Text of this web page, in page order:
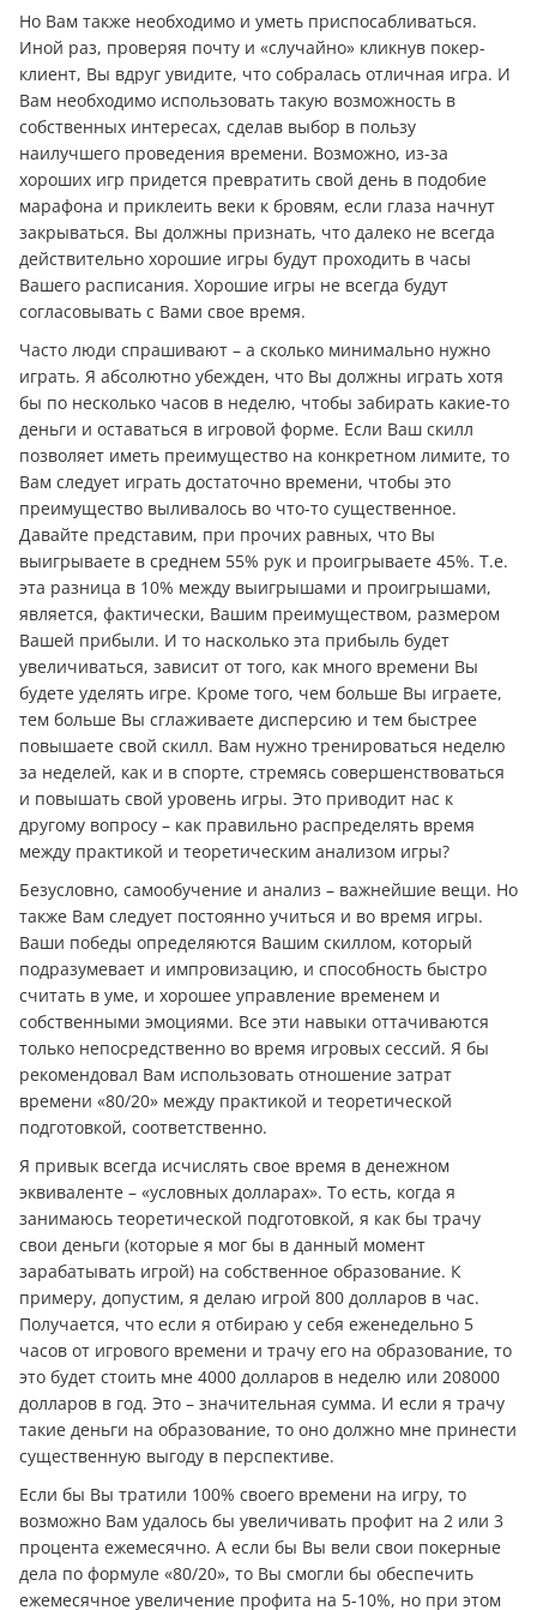
Но Вам также необходимо и уметь приспосабливаться.
Иной раз, проверяя почту и «случайно» кликнув покер-
клиент, Вы вдруг увидите, что собралась отличная игра. И
Вам необходимо использовать такую возможность в
собственных интересах, сделав выбор в пользу
наилучшего проведения времени. Возможно, из-за
хороших игр придется превратить свой день в подобие
марафона и приклеить веки к бровям, если глаза начнут
закрываться. Вы должны признать, что далеко не всегда
действительно хорошие игры будут проходить в часы
Вашего расписания. Хорошие игры не всегда будут
согласовывать с Вами свое время.
Часто люди спрашивают – а сколько минимально нужно
играть. Я абсолютно убежден, что Вы должны играть хотя
бы по несколько часов в неделю, чтобы забирать какие-то
дeньги и оставаться в игровой форме. Если Ваш скилл
позволяет иметь преимущество на конкретном лимите, то
Вам следует играть достаточно времени, чтобы это
преимущество выливалось во что-то существенное.
Давайте представим, при прочих равных, что Вы
выигрываете в среднем 55% рук и проигрываете 45%. Т.е.
эта разница в 10% между выигрышами и проигрышами,
является, фактически, Вашим преимуществом, размером
Вашей прибыли. И то насколько эта прибыль будет
увеличиваться, зависит от того, как много времени Вы
будете уделять игре. Кроме того, чем больше Вы играете,
тем больше Вы сглаживаете дисперсию и тем быстрее
повышаете свой скилл. Вам нужно тренироваться неделю
за неделей, как и в спорте, стремясь совершенствоваться
и повышать свой уровень игры. Это приводит нас к
другому вопросу – как правильно распределять время
между практикой и теоретическим анализом игры?
Безусловно, самообучение и анализ – важнейшие вещи. Но
также Вам следует постоянно учиться и во время игры.
Ваши победы определяются Вашим скиллом, который
подразумевает и импровизацию, и способность быстро
считать в уме, и хорошее управление временем и
собственными эмоциями. Все эти навыки оттачиваются
только непосредственно во время игровых сессий. Я бы
рекомендовал Вам использовать отношение затрат
времени «80/20» между практикой и теоретической
подготовкой, соответственно.
Я привык всегда исчислять свое время в денежном
эквиваленте – «условных долларах». То есть, когда я
занимаюсь теоретической подготовкой, я как бы трачу
свои дeньги (которые я мог бы в данный момент
зарабатывать игрой) на собственное образование. К
примеру, допустим, я делаю игрой 800 долларов в час.
Получается, что если я отбираю у себя еженедельно 5
часов от игрового времени и трачу его на образование, то
это будет стоить мне 4000 долларов в неделю или 208000
долларов в год. Это – значительная сумма. И если я трачу
такие дeньги на образование, то оно должно мне принести
существенную выгоду в перспективе.
Если бы Вы тратили 100% своего времени на игру, то
возможно Вам удалось бы увеличивать профит на 2 или 3
процента ежемесячно. А если бы Вы вели свои покерные
дела по формуле «80/20», то Вы смогли бы обеспечить
ежемесячное увеличение профита на 5-10%, но при этом